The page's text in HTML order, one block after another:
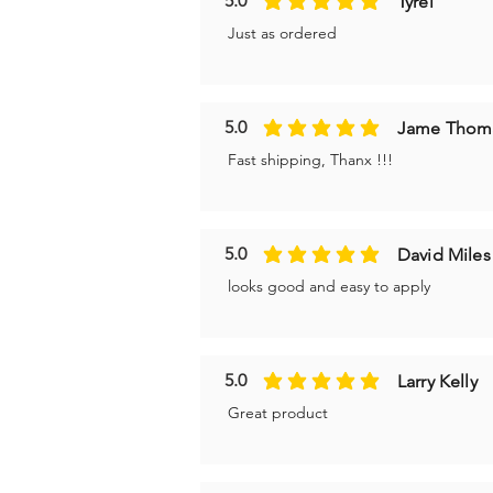
η μέση βαθμολογία είναι 5 από 5
Just as ordered
5.0
η μέση βαθμολογία είναι 5 από 5
Jame
Fast shipping, Thanx !!!
5.0
η μέση βαθμολογία είναι 5 από 5
David Miles
looks good and easy to apply
5.0
η μέση βαθμολογία είναι 5 από 5
Larry Kelly
Great product